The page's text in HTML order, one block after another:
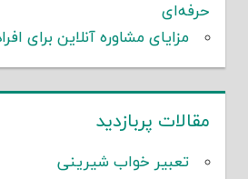
حرفه‌ای
مزایای مشاوره آنلاین برای
مقالات پربازدید
تعبیر خواب شیرینی